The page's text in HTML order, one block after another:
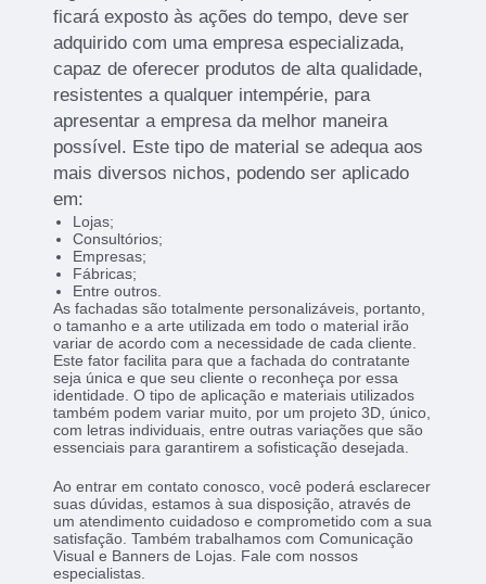
ficará exposto às ações do tempo, deve ser
adquirido com uma empresa especializada,
capaz de oferecer produtos de alta qualidade,
resistentes a qualquer intempérie, para
apresentar a empresa da melhor maneira
possível. Este tipo de material se adequa aos
mais diversos nichos, podendo ser aplicado
em:
Lojas;
Consultórios;
Empresas;
Fábricas;
Entre outros.
As fachadas são totalmente personalizáveis, portanto,
o tamanho e a arte utilizada em todo o material irão
variar de acordo com a necessidade de cada cliente.
Este fator facilita para que a fachada do contratante
seja única e que seu cliente o reconheça por essa
identidade. O tipo de aplicação e materiais utilizados
também podem variar muito, por um projeto 3D, único,
com letras individuais, entre outras variações que são
essenciais para garantirem a sofisticação desejada.
Ao entrar em contato conosco, você poderá esclarecer
suas dúvidas, estamos à sua disposição, através de
um atendimento cuidadoso e comprometido com a sua
satisfação. Também trabalhamos com Comunicação
Visual e Banners de Lojas. Fale com nossos
especialistas.